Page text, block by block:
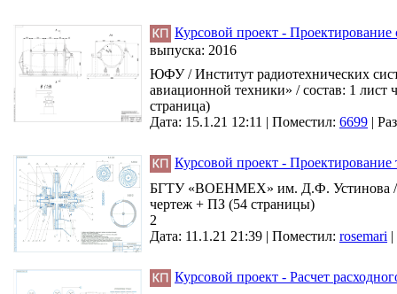
Курсовой проект - Проектирование
выпуска: 2016
ЮФУ / Институт радиотехнических
авиационной техники» / состав: 1
страница)
Дата: 15.1.21 12:11 | Поместил: 6699 |
Курсовой проект - Проектирование
БГТУ «ВОЕНМЕХ» им. Д.Ф. Устинова /
чертеж + ПЗ (54 страницы)
2
Дата: 11.1.21 21:39 | Поместил: rosemari |
Курсовой проект - Расчет